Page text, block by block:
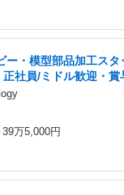
ー・模型部品加工スタ
社員/ミドル歓迎・賞
万5,000円